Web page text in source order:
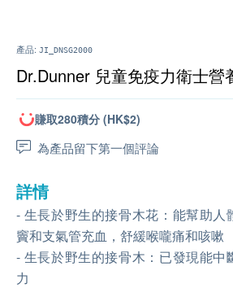
產品: JI_DNSG2000
Dr.Dunner 兒童免疫力衛士營
賺取280積分 (HK$2)
為產品留下第一個評論
詳情
- 生長於野生的接骨木花：能幫助人
竇和支氣管充血，舒緩喉嚨痛和咳嗽
- 生長於野生的接骨木：已發現能中
力